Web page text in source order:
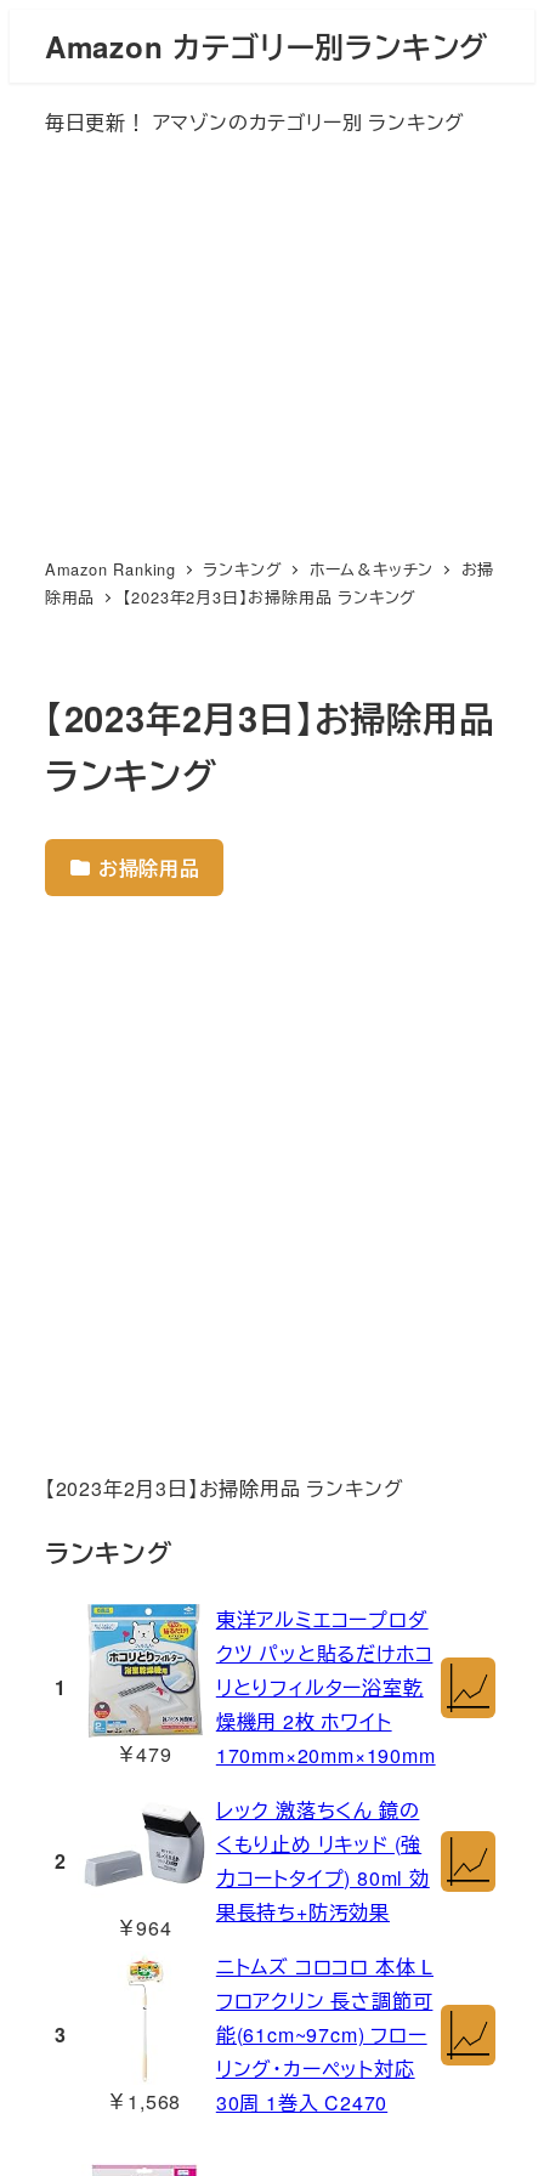
Amazon カテゴリー別ランキング
毎日更新！ アマゾンのカテゴリー別 ランキング
Amazon Ranking ランキング ホーム＆キッチン
お掃
除用品
【2023年2月3日】お掃除用品 ランキング
【2023年2月3日】お掃除用品
ランキング
お掃除用品
【2023年2月3日】お掃除用品 ランキング
ランキング
1
￥479
東洋アルミエコープロダ
クツ パッと貼るだけホコ
リとりフィルター浴室乾
燥機用 2枚 ホワイト
170mm×20mm×190mm
2
￥964
レック 激落ちくん 鏡の
くもり止め リキッド (強
力コートタイプ) 80ml 効
果長持ち+防汚効果
3
￥1,568
ニトムズ コロコロ 本体 L
フロアクリン 長さ調節可
能(61cm~97cm) フロー
リング・カーペット対応
30周 1巻入 C2470